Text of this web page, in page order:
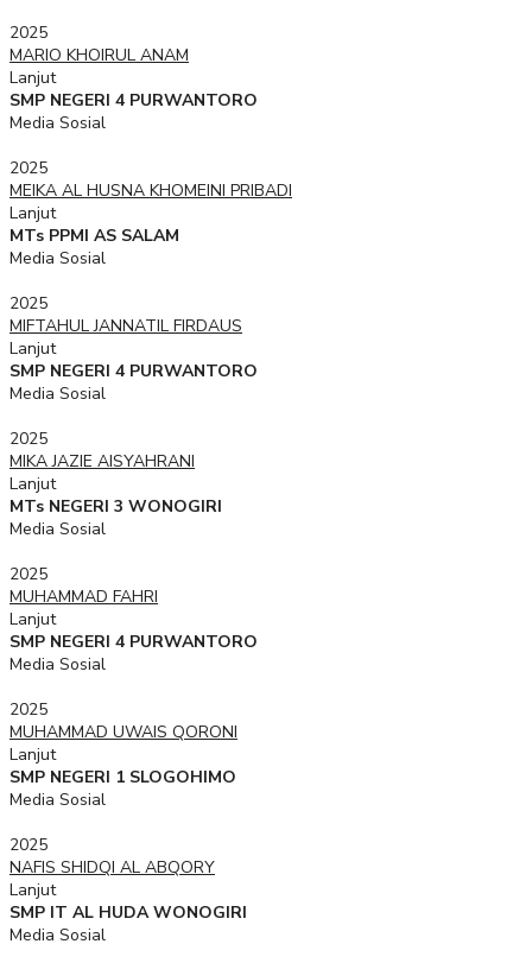
2025
MARIO KHOIRUL ANAM
Lanjut
SMP NEGERI 4 PURWANTORO
Media Sosial
2025
MEIKA AL HUSNA KHOMEINI PRIBADI
Lanjut
MTs PPMI AS SALAM
Media Sosial
2025
MIFTAHUL JANNATIL FIRDAUS
Lanjut
SMP NEGERI 4 PURWANTORO
Media Sosial
2025
MIKA JAZIE AISYAHRANI
Lanjut
MTs NEGERI 3 WONOGIRI
Media Sosial
2025
MUHAMMAD FAHRI
Lanjut
SMP NEGERI 4 PURWANTORO
Media Sosial
2025
MUHAMMAD UWAIS QORONI
Lanjut
SMP NEGERI 1 SLOGOHIMO
Media Sosial
2025
NAFIS SHIDQI AL ABQORY
Lanjut
SMP IT AL HUDA WONOGIRI
Media Sosial